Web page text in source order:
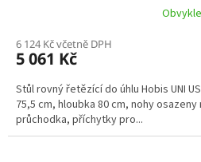
6 124 Kč včetně DPH
5 061 Kč
Stůl rovný řetězící do úhlu Hobis UNI
75,5 cm, hloubka 80 cm, nohy
průchodka, příchytky pro...